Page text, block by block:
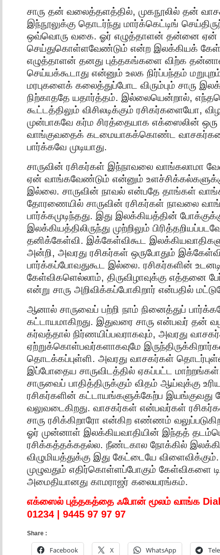
சாரு தன் வலைத்தளத்தில், முகநூலில் தன்
இந்நூலுக்கு தொடர்ந்து மார்க்கெட்டிங்
ஒவ்வொரு வகை. ஓர் எழுத்தாளன் தன்னை ஏன்
செய்துகொள்ளவேண்டும் என்ற இலக்கியக்
எழுத்தாளன் தனது புத்தகங்களை விற்க
செய்யக்கூடாது என்னும் உலக நிர்ப்பந்தம்
மரபுகளைக் கலைத்துப்போட விரும்பும் சாரு
நிற்காததே யதார்த்தம். இல்லையென்றால்,
கூட்டத்திலும் விசிலடிக்கும் ரசிகர்களையோ,
முன்பாகவே கர்ம சிரத்தையாக எக்ஸைலின் ஒரு
வாங்குவதைக் கடமையாகக்கொண்ட
பார்க்கவே முடியாது.
சாருவின் ரசிகர்கள் இந்நாவலை வாங்கலாமா
ஏன் வாங்கவேண்டும் என்னும்
இல்லை. சாருவின் நாவல் என்பதே தாங்கள்
தோரணையில் சாருவின் ரசிகர்கள் நாவலை
பார்க்கமுடிந்தது. இது இலக்கியத்தின்
இலக்கியத்திலிருந்து முற்றிலும்
தனிக்கேள்வி. இக்கேள்விகூட
அன்றி, அவரது ரசிகர்கள் ஒருபோதும்
பார்க்கப்போவதுகூட இல்லை. ரசிகர்களின்
கேள்விகளெல்லாம், திருவிழாவுக்கு எத்தனை
என்று சாரு அறிவிக்கப்போகிறார் என்பதில்
ஆனால் சாருவைப் பற்றி நாம் நினைத்துப்
கட்டாயமாகிறது. இதுவரை சாரு என்பவர் தன்
கர்வத்தால் நிர்ணயிப்பவராகவும், அவரது
ஏற்றுக்கொள்பவர்களாகவுமே
தொடக்கப்புள்ளி. அவரது வாசகர்கள்
இப்போதைய சாருவிடத்தில் ஏகப்பட்ட
சாருவைப் பாதித்திருக்கும் விதம் ஆய்வுக்கு
ரசிகர்களின் கட்டாயங்களுக்கேற்ப
வலுவடைகிறது. வாசகர்கள் என்பவர்கள்
சாரு ரசிக்கிறாரோ என்கிற எண்ணம்
ஓர் முன்னாள் இலக்கியவாதியின் இந்தத்
ரசிக்கத்தக்கதல்ல. நீண்டகால நோக்கில்
விழுமியத்துக்கு இது கேட்டையே
முழுவதும் எதிர்கொள்ளப்போகும் கேள்விகளை
அமைதியானது காமராஜர் கலையரங்கம்.
எக்ஸைல் புத்தகத்தை ஃபோன் மூலம் வாங்க Dial
01234 | 9445 97 97 97
Share :
Facebook X WhatsApp